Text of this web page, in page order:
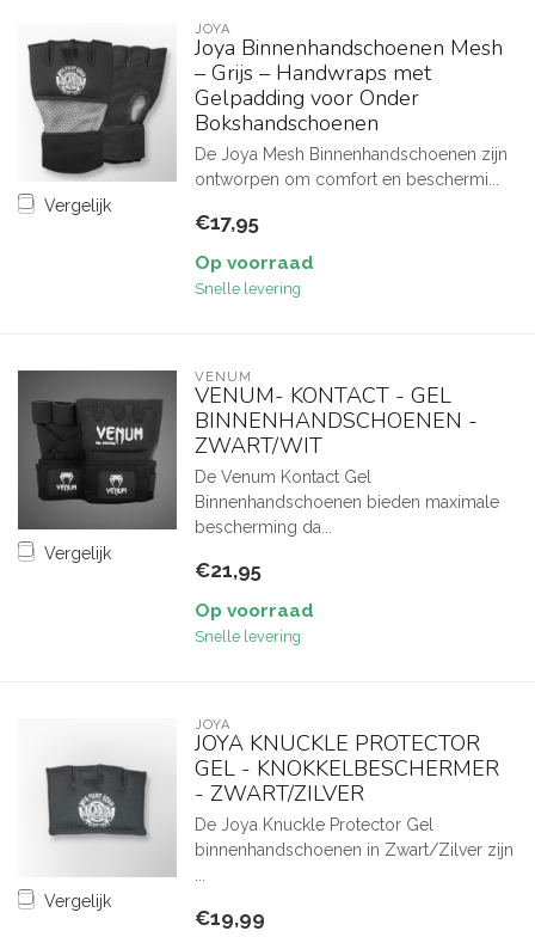
Vergelijk
JOYA
Joya Binnenhandschoenen Mesh
– Grijs – Handwraps met
Gelpadding voor Onder
Bokshandschoenen
De Joya Mesh Binnenhandschoenen zijn
ontworpen om comfort en beschermi...
€17,95
Op voorraad
Snelle levering
Vergelijk
VENUM
VENUM- KONTACT - GEL
BINNENHANDSCHOENEN -
ZWART/WIT
De Venum Kontact Gel
Binnenhandschoenen bieden maximale
bescherming da...
€21,95
Op voorraad
Snelle levering
Vergelijk
JOYA
JOYA KNUCKLE PROTECTOR
GEL - KNOKKELBESCHERMER
- ZWART/ZILVER
De Joya Knuckle Protector Gel
binnenhandschoenen in Zwart/Zilver zijn
€19,99